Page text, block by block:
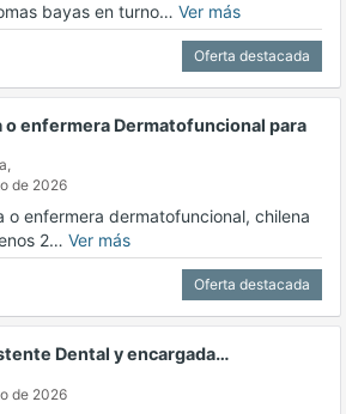
bayas en turno… Ver más
Oferta destacada
o enfermera Dermatofuncional para
de 2026
o enfermera dermatofuncional, chilena
2… Ver más
Oferta destacada
Dental y encargada…
de 2026